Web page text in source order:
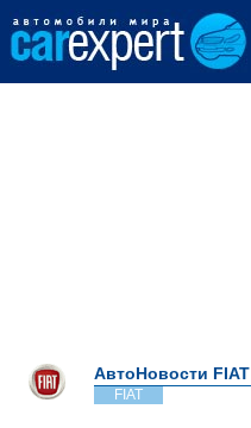
АвтоНовости FIAT
FIAT